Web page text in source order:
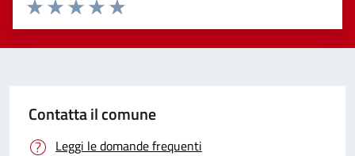
Valuta 5 stelle su 5
Valuta 4 stelle su 5
Valuta 3 stelle su 5
Valuta 2 stelle su 5
Valuta 1 stelle su 5
Contatta il comune
Leggi le domande frequenti